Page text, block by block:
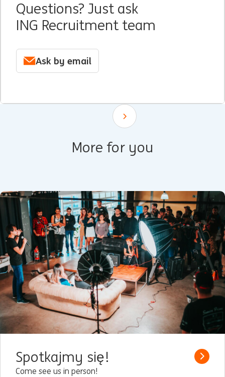
Questions? Just ask
ING Recruitment team
Ask by email
Scroll down
More for you
Spotkajmy się!
Come see us in person!
Read